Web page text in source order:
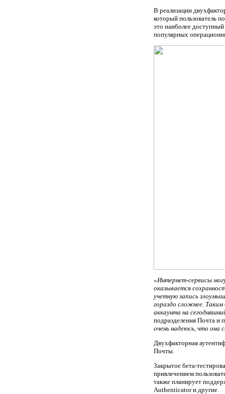
В реализации
который пользователь
это наиболее
популярных
«Интернет-сервисы
оказывается
учетную запись
гораздо сложнее.
аккаунта на
подразделения Почта и
очень надеюсь, что она
Двухфакторная
Почты.
Закрытое бета-
привлечением
также планирует
Authenticator и другие.